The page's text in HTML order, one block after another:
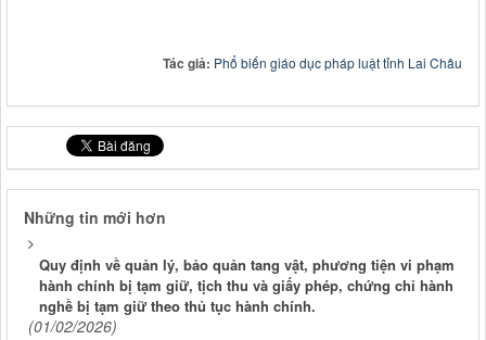
Tác giả: Phổ biến giáo dục pháp luật tỉnh Lai Châu
Những tin mới hơn
Quy định về quản lý, bảo quản tang vật, phương tiện vi phạm
hành chính bị tạm giữ, tịch thu và giấy phép, chứng chỉ hành
nghề bị tạm giữ theo thủ tục hành chính.
(01/02/2026)